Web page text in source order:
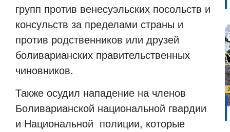
групп против венесуэльских посольств и
консульств за пределами страны и
против родственников или друзей
боливарианских правительственных
чиновников.
Также осудил нападение на членов
Боливарианской национальной гвардии
и Национальной полиции, которые